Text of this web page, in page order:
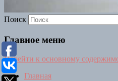
Поиск
Главное меню
Перейти к основному
Главная